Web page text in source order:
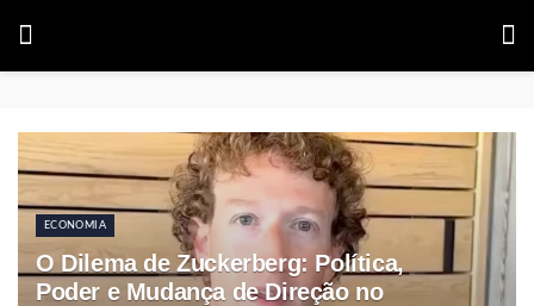
ECONOMIA
O Dilema de Zuckerberg: Política,
Poder e Mudança de Direção no